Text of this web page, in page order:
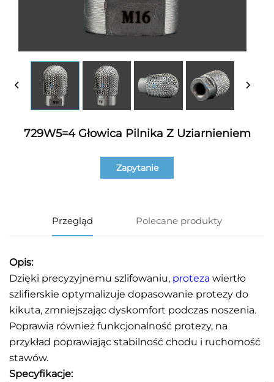
729W5=4 Głowica Pilnika Z Uziarnieniem
Zapytanie
Przegląd Polecane produkty
Opis:
Dzięki precyzyjnemu szlifowaniu, proteza wiertło
szlifierskie optymalizuje dopasowanie protezy do
kikuta, zmniejszając dyskomfort podczas noszenia.
Poprawia również funkcjonalność protezy, na
przykład poprawiając stabilność chodu i ruchomość
stawów.
Specyfikacje: